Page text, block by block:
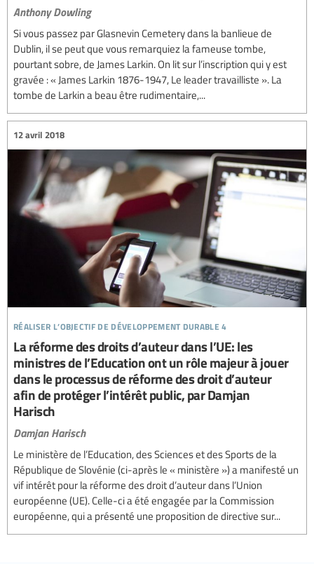
Anthony Dowling
Si vous passez par Glasnevin Cemetery dans la banlieue de
Dublin, il se peut que vous remarquiez la fameuse tombe,
pourtant sobre, de James Larkin. On lit sur l’inscription qui y est
gravée : « James Larkin 1876-1947, Le leader travailliste ». La
tombe de Larkin a beau être rudimentaire,...
réaliser l’objectif de développement durable 4
12 avril 2018
La réforme des droits d’auteur dans l’UE: les
ministres de l’Education ont un rôle majeur à jouer
dans le processus de réforme des droit d’auteur
afin de protéger l’intérêt public, par Damjan
Harisch
Damjan Harisch
Le ministère de l’Education, des Sciences et des Sports de la
République de Slovénie (ci-après le « ministère ») a manifesté un
vif intérêt pour la réforme des droit d’auteur dans l’Union
européenne (UE). Celle-ci a été engagée par la Commission
européenne, qui a présenté une proposition de directive sur...